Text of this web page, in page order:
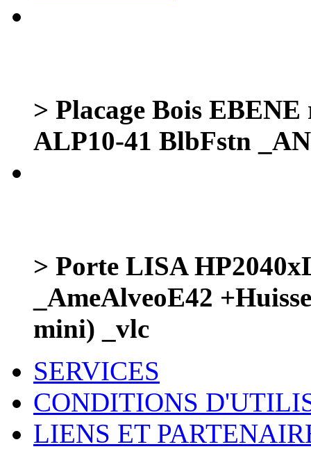
> Placage Bois
ALP10-41 BlbFstn
> Porte LISA
_AmeAlveoE42
mini) _vlc
SERVICES
CONDITIONS
LIENS ET